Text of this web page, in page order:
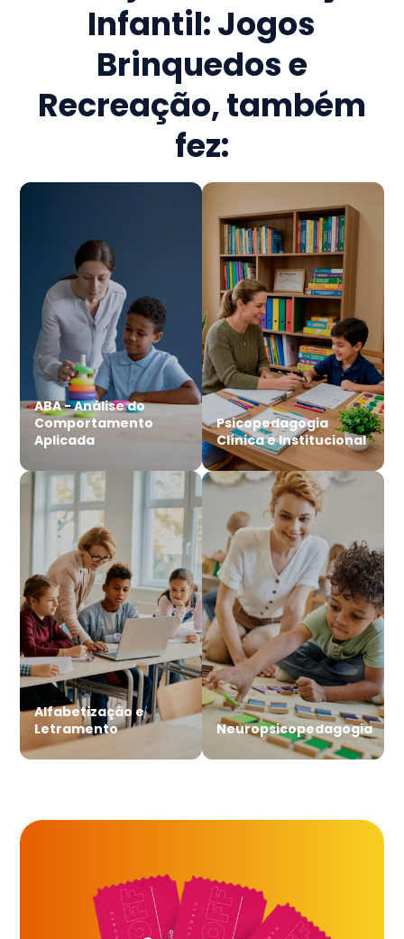
Infantil: Jogos
Brinquedos e
Recreação, também
fez:
ABA - Análise do
Comportamento
Aplicada
Psicopedagogia
Clínica e Institucional
Alfabetização e
Letramento
Neuropsicopedagogia